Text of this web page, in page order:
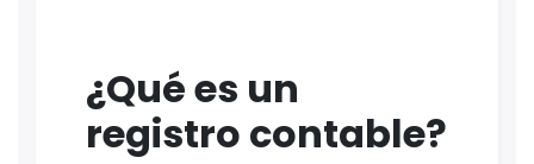
¿Qué es un
registro contable?